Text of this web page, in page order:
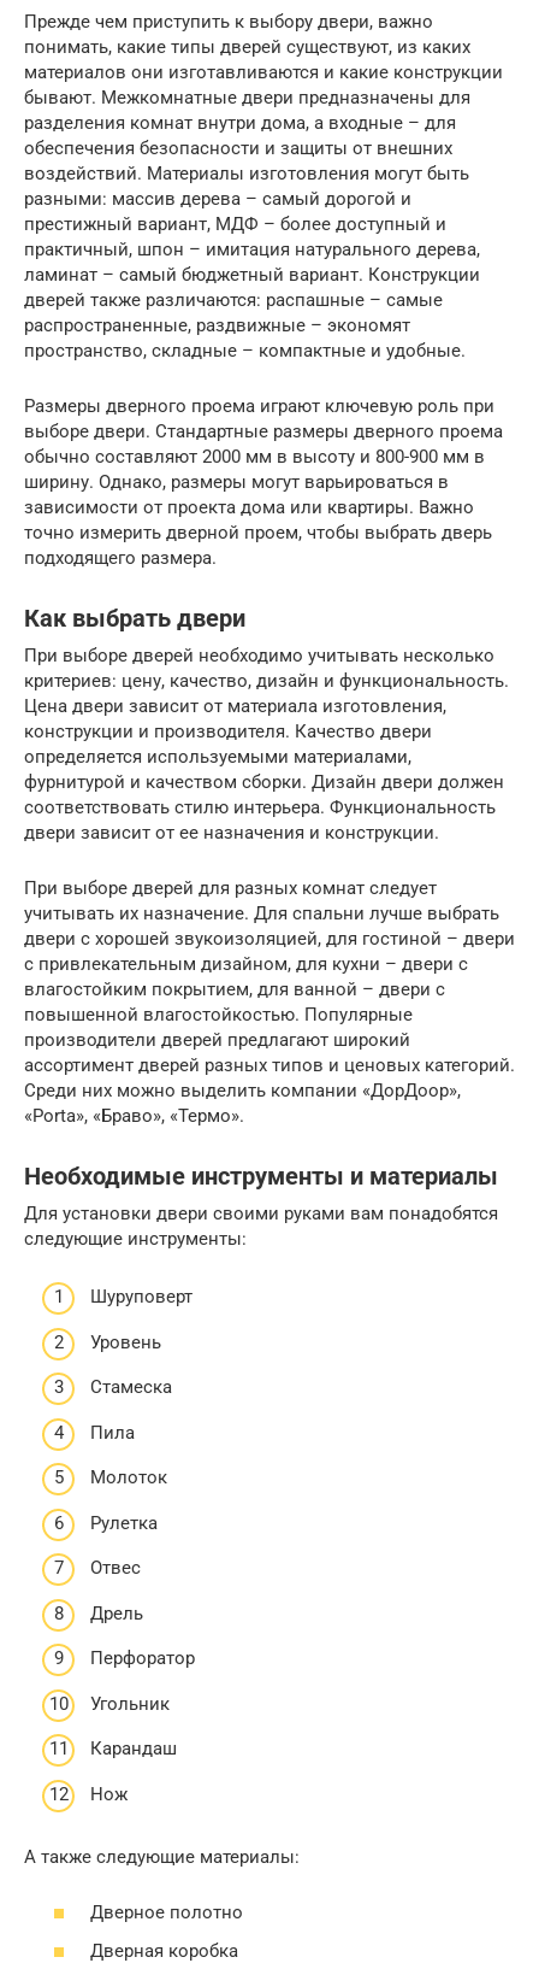
Прежде чем приступить к выбору двери, важно
понимать, какие типы дверей существуют, из каких
материалов они изготавливаются и какие конструкции
бывают. Межкомнатные двери предназначены для
разделения комнат внутри дома, а входные – для
обеспечения безопасности и защиты от внешних
воздействий. Материалы изготовления могут быть
разными: массив дерева – самый дорогой и
престижный вариант, МДФ – более доступный и
практичный, шпон – имитация натурального дерева,
ламинат – самый бюджетный вариант. Конструкции
дверей также различаются: распашные – самые
распространенные, раздвижные – экономят
пространство, складные – компактные и удобные.
Размеры дверного проема играют ключевую роль при
выборе двери. Стандартные размеры дверного проема
обычно составляют 2000 мм в высоту и 800-900 мм в
ширину. Однако, размеры могут варьироваться в
зависимости от проекта дома или квартиры. Важно
точно измерить дверной проем, чтобы выбрать дверь
подходящего размера.
Как выбрать двери
При выборе дверей необходимо учитывать несколько
критериев: цену, качество, дизайн и функциональность.
Цена двери зависит от материала изготовления,
конструкции и производителя. Качество двери
определяется используемыми материалами,
фурнитурой и качеством сборки. Дизайн двери должен
соответствовать стилю интерьера. Функциональность
двери зависит от ее назначения и конструкции.
При выборе дверей для разных комнат следует
учитывать их назначение. Для спальни лучше выбрать
двери с хорошей звукоизоляцией, для гостиной – двери
с привлекательным дизайном, для кухни – двери с
влагостойким покрытием, для ванной – двери с
повышенной влагостойкостью. Популярные
производители дверей предлагают широкий
ассортимент дверей разных типов и ценовых категорий.
Среди них можно выделить компании «ДорДоор»,
«Porta», «Браво», «Термо».
Необходимые инструменты и материалы
Для установки двери своими руками вам понадобятся
следующие инструменты:
Шуруповерт
Уровень
Стамеска
Пила
Молоток
Рулетка
Отвес
Дрель
Перфоратор
Угольник
Карандаш
Нож
А также следующие материалы:
Дверное полотно
Дверная коробка